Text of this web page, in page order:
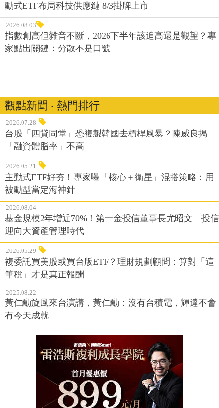
動式ETF布局科技供應鏈 8/3掛牌上市
2026.08.03
指數創高但雜音不斷，2026下半年該追高還是觀望？專
家點出關鍵：分散不是口號
觀點新聞 ‧ 熱門排行
2026.07.28
台股「四貸同堂」恐複製韓國去槓桿風暴？陳威良揭
「融資體脂率」不高
2026.05.21
主動式ETF好夯！專家曝「核心＋衛星」混搭策略：用
被動型當定海神針
2026.08.04
基金規模2年增近70%！第一金投信董事長尤昭文：投信
迎向大資產管理時代
2026.05.29
複委託買美股或買台版ETF？理財規劃顧問：算對「這
筆稅」才是真正報酬
2025.08.22
黃仁勳旋風來台演講，黃仁勳：沒有台積電，輝達不會
有今天成就